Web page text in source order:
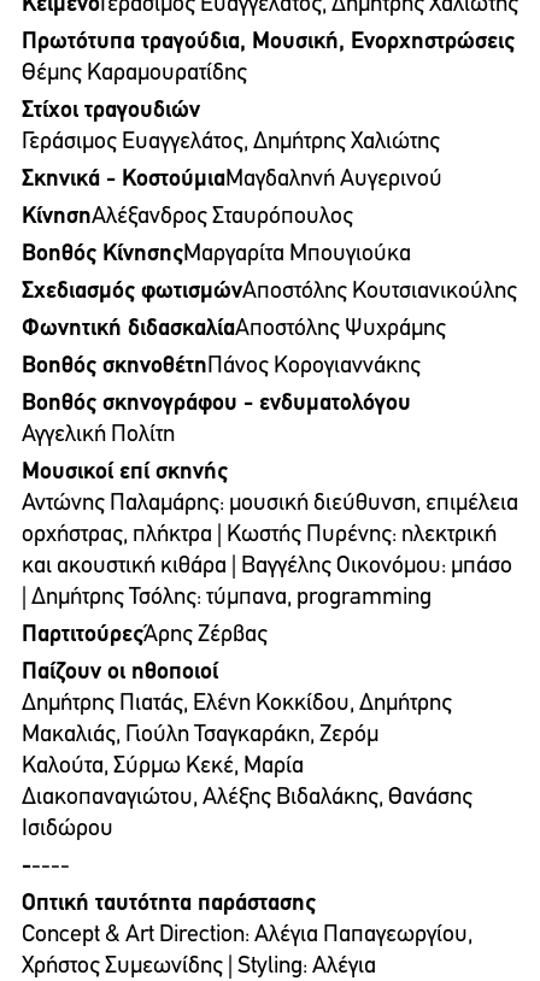
ΚείμενοΓεράσιμος Ευαγγελάτος, Δημήτρης Χαλιώτης
Πρωτότυπα τραγούδια, Μουσική, Ενορχηστρώσεις
Θέμης Καραμουρατίδης
Στίχοι τραγουδιών
Γεράσιμος Ευαγγελάτος, Δημήτρης Χαλιώτης
Σκηνικά - ΚοστούμιαΜαγδαληνή Αυγερινού
ΚίνησηΑλέξανδρος Σταυρόπουλος
Βοηθός ΚίνησηςΜαργαρίτα Μπουγιούκα
Σχεδιασμός φωτισμώνΑποστόλης Κουτσιανικούλης
Φωνητική διδασκαλίαΑποστόλης Ψυχράμης
Βοηθός σκηνοθέτηΠάνος Κορογιαννάκης
Βοηθός σκηνογράφου - ενδυματολόγου
Αγγελική Πολίτη
Μουσικοί επί σκηνής
Αντώνης Παλαμάρης: μουσική διεύθυνση, επιμέλεια
ορχήστρας, πλήκτρα | Κωστής Πυρένης: ηλεκτρική
και ακουστική κιθάρα | Βαγγέλης Οικονόμου: μπάσο
| Δημήτρης Τσόλης: τύμπανα, programming
ΠαρτιτούρεςΆρης Ζέρβας
Παίζουν οι ηθοποιοί
Δημήτρης Πιατάς, Ελένη Κοκκίδου, Δημήτρης
Μακαλιάς, Γιούλη Τσαγκαράκη, Ζερόμ
Καλούτα, Σύρμω Κεκέ, Μαρία
Διακοπαναγιώτου, Αλέξης Βιδαλάκης, Θανάσης
Ισιδώρου
-----
Οπτική ταυτότητα παράστασης
Concept & Art Direction: Αλέγια Παπαγεωργίου,
Χρήστος Συμεωνίδης | Styling: Αλέγια